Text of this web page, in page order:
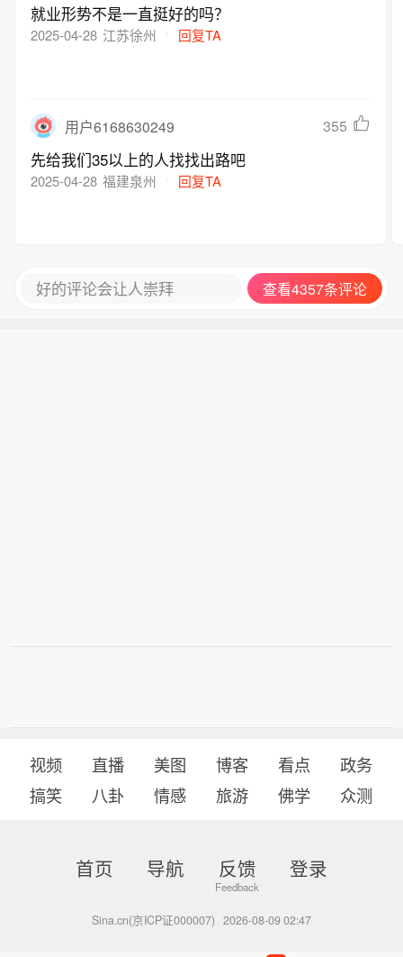
就业形势不是一直挺好的吗？
2025-04-28 江苏徐州 回复TA
用户6168630249 355
先给我们35以上的人找找出路吧
2025-04-28 福建泉州 回复TA
好的评论会让人崇拜 查看4357条评论
视频 直播 美图 博客 看点
政务
搞笑
八卦 情感 旅游 佛学 众测
首页 导航 反馈 登录
Sina.cn(京ICP证000007) 2026-08-09 02:47